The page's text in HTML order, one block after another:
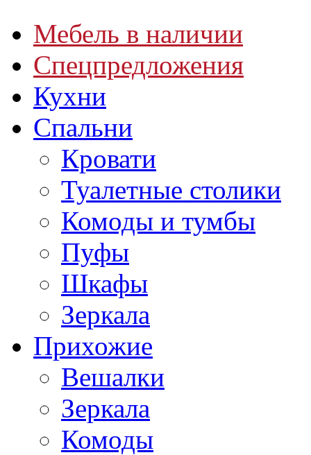
Мебель в наличии
Спецпредложения
Кухни
Спальни
Кровати
Туалетные столики
Комоды и тумбы
Пуфы
Шкафы
Зеркала
Прихожие
Вешалки
Зеркала
Комоды